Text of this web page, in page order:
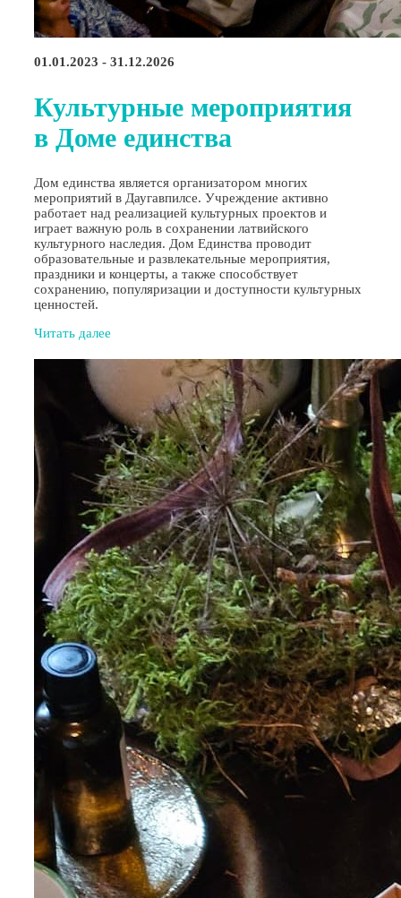
01.01.2023 - 31.12.2026
Культурные мероприятия
в Доме единства
Дом единства является организатором многих
мероприятий в Даугавпилсе. Учреждение активно
работает над реализацией культурных проектов и
играет важную роль в сохранении латвийского
культурного наследия. Дом Единства проводит
образовательные и развлекательные мероприятия,
праздники и концерты, а также способствует
сохранению, популяризации и доступности культурных
ценностей.
Читать далее